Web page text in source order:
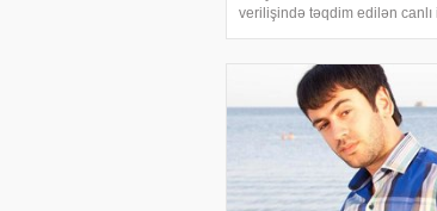
verilişində təqdim edilən canlı
Elgiz redaksiyaya Üzeyirin canlı